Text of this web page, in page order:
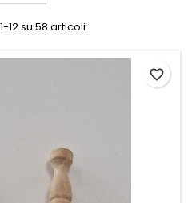
12 su 58 articoli
favorite_border